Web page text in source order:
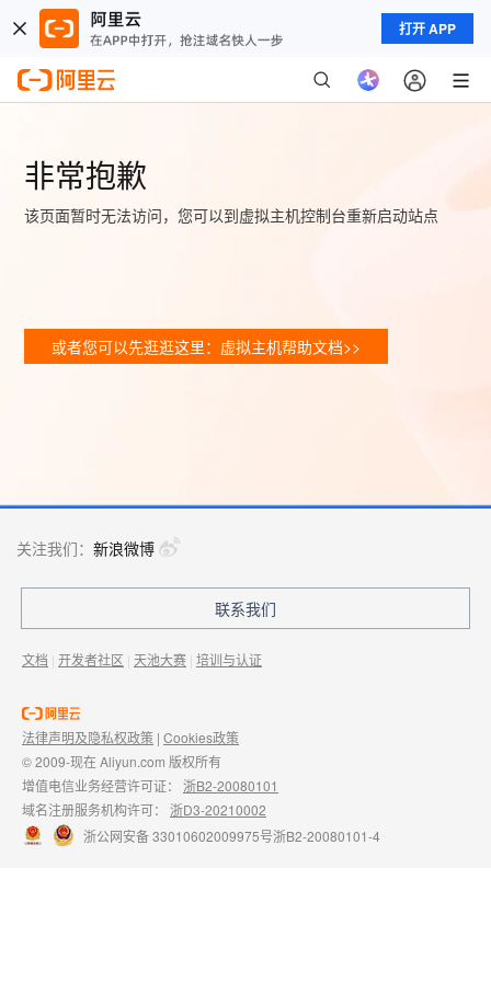
打开 APP
非常抱歉
该页面暂时无法访问，您可以到虚拟主机控制台重新启动站点
或者您可以先逛逛这里：虚拟主机帮助文档>>